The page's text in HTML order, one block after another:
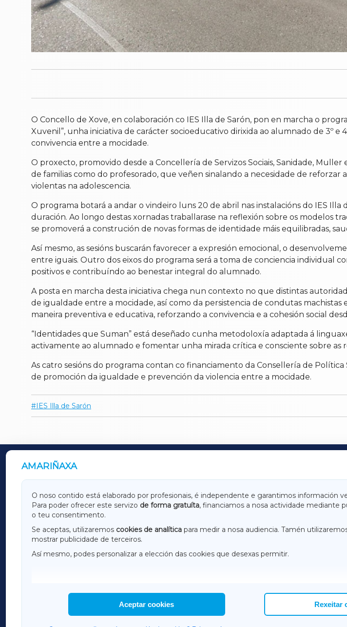
O Concello de Xove, en colaboración co IES Illa de Sarón, pon en marcha o
Xuvenil”, unha iniciativa de carácter socioeducativo dirixida ao alumnado de 3º
convivencia entre a mocidade.
O proxecto, promovido desde a Concellería de Servizos Sociais, Sanidade,
de familias como do profesorado, que veñen sinalando a necesidade de
violentas na adolescencia.
O programa botará a andar o vindeiro luns 20 de abril nas instalacións do IES
duración. Ao longo destas xornadas traballarase na reflexión sobre os modelos
se promoverá a construción de novas formas de identidade máis equilibradas,
Así mesmo, as sesións buscarán favorecer a expresión emocional, o
entre iguais. Outro dos eixos do programa será a toma de conciencia individual
positivos e contribuíndo ao benestar integral do alumnado.
A posta en marcha desta iniciativa chega nun contexto no que distintas
de igualdade entre a mocidade, así como da persistencia de condutas
maneira preventiva e educativa, reforzando a convivencia e a cohesión social
“Identidades que Suman” está deseñado cunha metodoloxía adaptada á
activamente ao alumnado e fomentar unha mirada crítica e consciente sobre as
As catro sesións do programa contan co financiamento da Consellería de
de promoción da igualdade e prevención da violencia entre a mocidade.
IES Illa de Sarón
AMARIÑAXA
O noso contido está elaborado por profesionais, é independente e garantimos información
Para poder ofrecer este servizo de forma gratuíta, financiamos a nosa actividade mediante
o teu consentimento.
Se aceptas, utilizaremos cookies de analítica para medir a nosa audiencia. Tamén
mostrar publicidade de terceiros.
Así mesmo, podes personalizar a elección das cookies que desexas permitir.
Aceptar cookies Rexeitar
OUTROS PERIÓDICOS
GALICIAXA LUGOXA
AMARIÑAXA
RIBEIRASACRAXA
OURENSEXA
HEMEROTECA